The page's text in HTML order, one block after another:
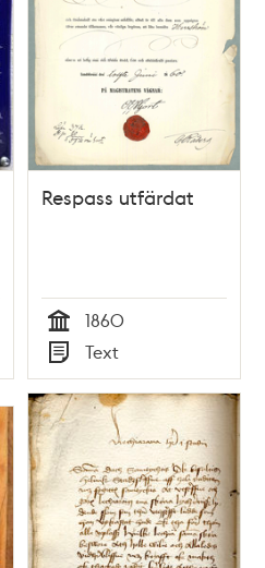
Respass utfärdat
Tid
1860
Typ
Text